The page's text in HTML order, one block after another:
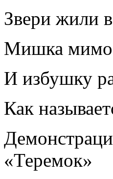
Звери жили
Мишка мимо
И избушку
Как
«Теремок»